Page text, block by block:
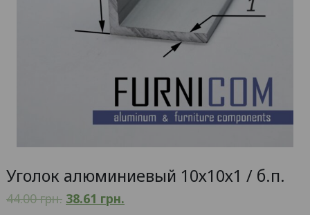
Уголок алюминиевый 10х10х1 / б.п.
44.00грн. 38.61 грн.